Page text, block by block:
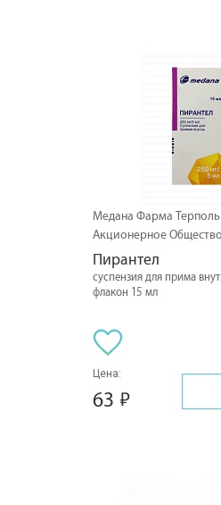
Медана Фарма Терполь
Акционерное Общество
Пирантел
суспензия для прима
флакон 15 мл
Цена:
63